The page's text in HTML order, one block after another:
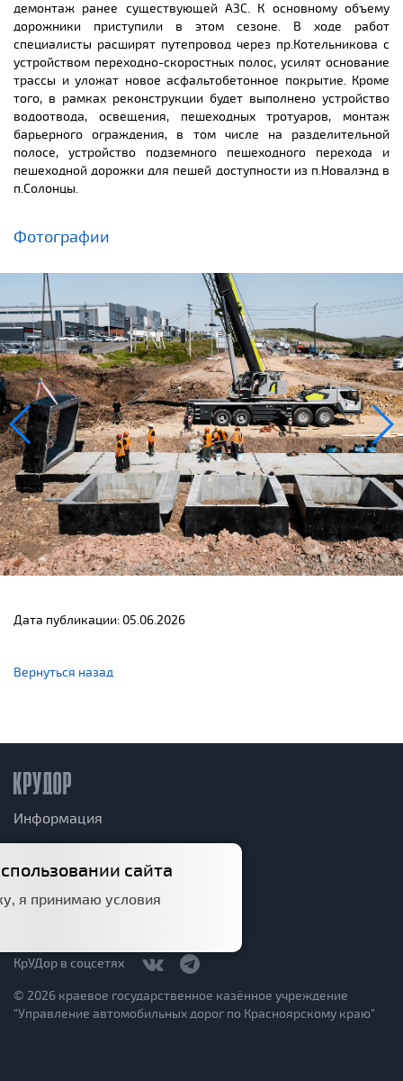
демонтаж ранее существующей АЗС. К основному объему
дорожники приступили в этом сезоне. В ходе работ
специалисты расширят путепровод через пр.Котельникова с
устройством переходно-скоростных полос, усилят основание
трассы и уложат новое асфальтобетонное покрытие. Кроме
того, в рамках реконструкции будет выполнено устройство
водоотвода, освещения, пешеходных тротуаров, монтаж
барьерного ограждения, в том числе на разделительной
полосе, устройство подземного пешеходного перехода и
пешеходной дорожки для пешей доступности из п.Новалэнд в
п.Солонцы.
Фотографии
Дата публикации: 05.06.2026
Вернуться назад
Информация
КрУДор в соцсетях
© 2026 краевое государственное казённое учреждение
"Управление автомобильных дорог по Красноярскому краю"
сайта
я принимаю условия